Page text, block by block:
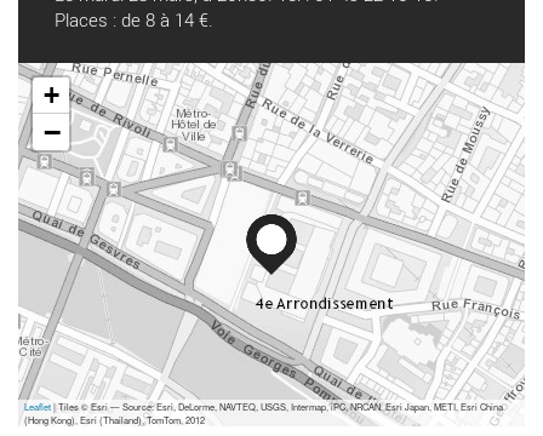
Places : de 8 à 14 €.
+
−
Leaflet| Tiles © Esri — Source: Esri, DeLorme, NAVTEQ, USGS, Intermap, iPC, NRCAN, Esri Japan, METI, Esri China
(Hong Kong), Esri (Thailand), TomTom, 2012